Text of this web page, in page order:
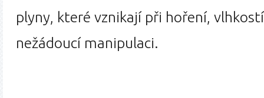
plyny, které vznikají při hoření,
nežádoucí manipulaci.